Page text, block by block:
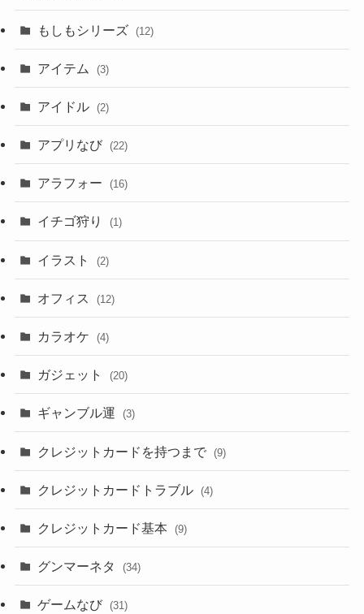
もしもシリーズ (12)
アイテム (3)
アイドル (2)
アプリなび (22)
アラフォー (16)
イチゴ狩り (1)
イラスト (2)
オフィス (12)
カラオケ (4)
ガジェット (20)
ギャンブル運 (3)
クレジットカードを持つまで (9)
クレジットカードトラブル (4)
クレジットカード基本 (9)
グンマーネタ (34)
ゲームなび (31)